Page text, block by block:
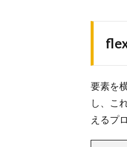
要素を
し、こ
えるプ